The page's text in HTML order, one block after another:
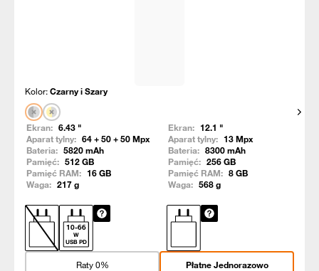
Kolor:Czarny i Szary
Ekran: 6.43 "
Aparat tylny: 64 + 50 + 50Mpx
Bateria: 5820mAh
Pamięć: 512GB
Pamięć RAM: 16GB
Waga: 217g
10-66
W
USB PD
Ekran: 12.1 "
Aparat tylny: 13Mpx
Bateria: 8300mAh
Pamięć: 256GB
Pamięć RAM: 8GB
Waga: 568g
Płatne Jednorazowo
Raty 0%